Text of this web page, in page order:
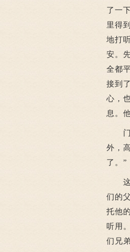
了一
里得
地打
安。
全都
接到
心，
息。
门外
外，
了。”
这邢
们的
托他
听用
们兄